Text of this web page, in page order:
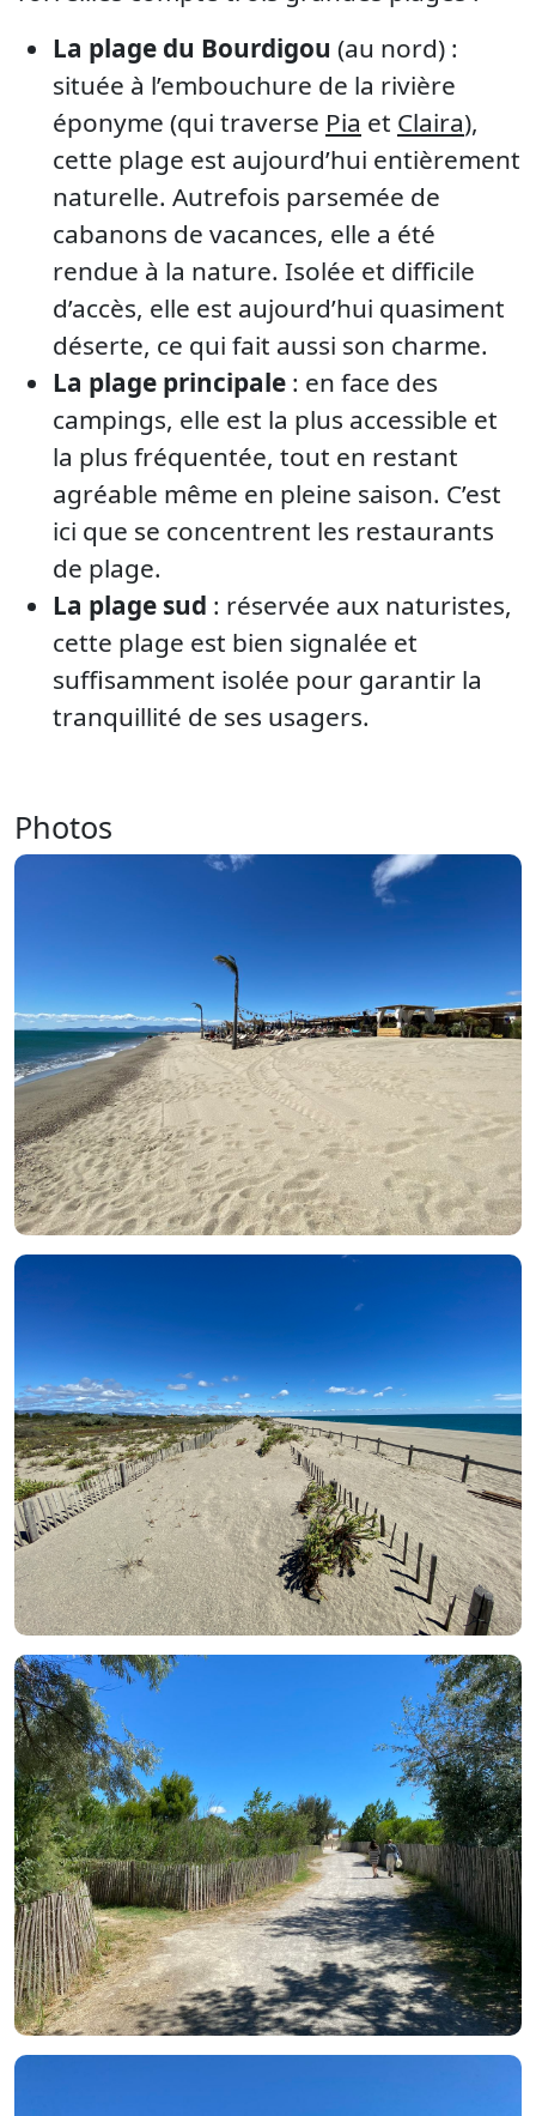
La plage du Bourdigou (au nord) :
située à l’embouchure de la rivière
éponyme (qui traverse Pia et Claira),
cette plage est aujourd’hui entièrement
naturelle. Autrefois parsemée de
cabanons de vacances, elle a été
rendue à la nature. Isolée et difficile
d’accès, elle est aujourd’hui quasiment
déserte, ce qui fait aussi son charme.
La plage principale : en face des
campings, elle est la plus accessible et
la plus fréquentée, tout en restant
agréable même en pleine saison. C’est
ici que se concentrent les restaurants
de plage.
La plage sud : réservée aux naturistes,
cette plage est bien signalée et
suffisamment isolée pour garantir la
tranquillité de ses usagers.
Photos